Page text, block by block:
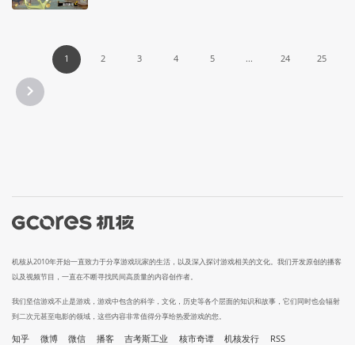
1 2 3 4 5 ... 24 25
机核从2010年开始一直致力于分享游戏玩家的生活，以及深入探讨游戏相关的文化。我们开发原创的播客
以及视频节目，一直在不断寻找民间高质量的内容创作者。
我们坚信游戏不止是游戏，游戏中包含的科学，文化，历史等各个层面的知识和故事，它们同时也会辐射
到二次元甚至电影的领域，这些内容非常值得分享给热爱游戏的您。
知乎 微博 微信 播客 吉考斯工业 核市奇谭 机核发行 RSS